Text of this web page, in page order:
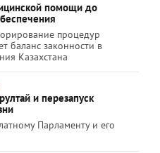
помощи до
процедур
баланс законности в
Казахстана
и перезапуск
Парламенту и его